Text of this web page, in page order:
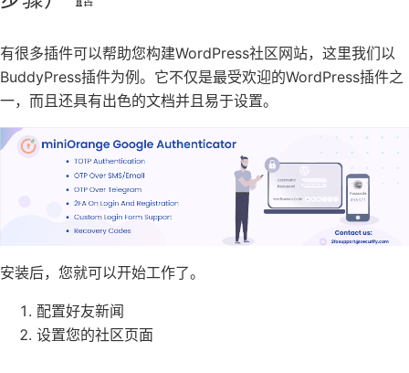
有很多插件可以帮助您构建WordPress社区网站，这里我们以
BuddyPress插件为例。它不仅是最受欢迎的WordPress插件之
一，而且还具有出色的文档并且易于设置。
安装后，您就可以开始工作了。
配置好友新闻
设置您的社区页面